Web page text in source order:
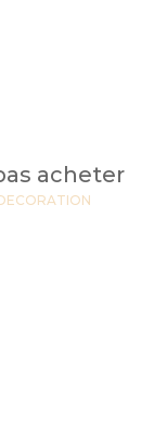
acheter